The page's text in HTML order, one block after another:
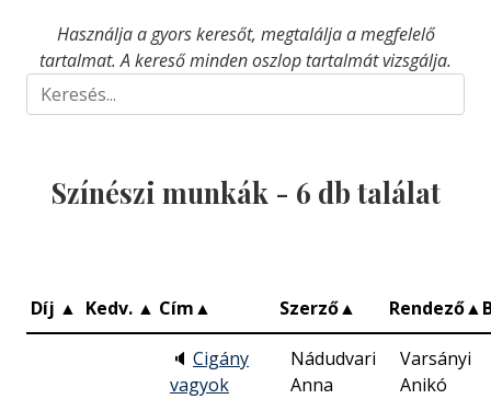
Használja a gyors keresőt, megtalálja a megfelelő
tartalmat. A kereső minden oszlop tartalmát vizsgálja.
Színészi munkák - 6 db találat
Díj ▲ Kedv. ▲ Cím▲ Szerző▲ Rendező▲
🔈 Cigány
vagyok
Nádudvari
Anna
Varsányi
Anikó